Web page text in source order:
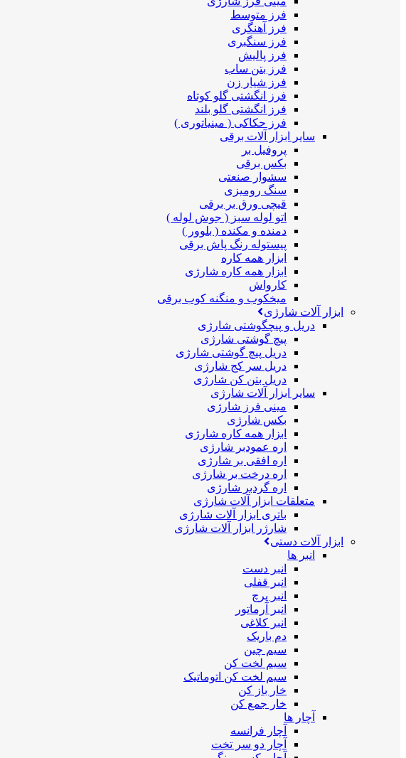
فرز متوسط
فرز آهنگری
فرز سنگبری
فرز پالیش
فرز بتن ساب
فرز شیار زن
فرز انگشتی گلو کوتاه
فرز انگشتی گلو بلند
فرز حکاکی ( مینیاتوری )
سایر ابزار آلات برقی
پروفیل بر
بکس برقی
سشوار صنعتی
سنگ رومیزی
قیچی ورق بر برقی
اتو لوله سبز ( جوش لوله )
دمنده و مکنده ( بلوور )
پیستوله رنگ پاش برقی
ابزار همه کاره
ابزار همه کاره شارژی
کارواش
میخکوب و منگنه کوب برقی
ابزار آلات شارژی
دریل و پیچگوشتی شارژی
پیچ گوشتی شارژی
دریل پیچ گوشتی شارژی
دریل سر کج شارژی
دریل بتن کن شارژی
سایر ابزار آلات شارژی
مینی فرز شارژی
بکس شارژی
ابزار همه کاره شارژی
اره عمودبر شارژی
اره افقی بر شارژی
اره درخت بر شارژی
اره گردبر شارژی
متعلقات ابزار آلات شارژی
باتری ابزار آلات شارژی
شارژر ابزار آلات شارژی
ابزار آلات دستی
انبر ها
انبر دست
انبر قفلی
انبر پرچ
انبر آرماتور
انبر کلاغی
دم باریک
سیم چین
سیم لخت کن
سیم لخت کن اتوماتیک
خار باز کن
خار جمع کن
آچار ها
آچار فرانسه
آچار دو سر تخت